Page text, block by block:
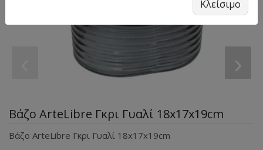
›
Βάζο ArteLibre Γκρι Γυαλί 18x17x19cm
Βάζο ArteLibre Γκρι Γυαλί 18x17x19cm
Κλείσιμο